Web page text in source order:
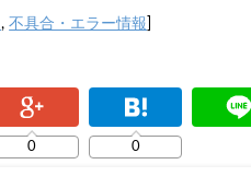
,不具合・エラー情報
0 0